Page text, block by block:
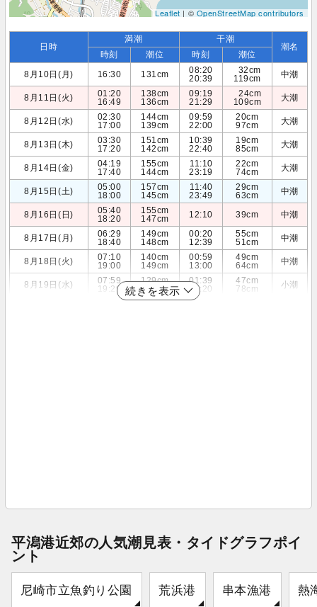
Leaflet| ©OpenStreetMap contributors
日時
満潮 干潮
潮名
時刻 潮位 時刻
潮位
8月10日(月)
16:30 131cm
08:20
20:39
32cm
119cm
中潮
8月11日(火)
01:20
16:49
138cm
136cm
09:19
21:29
24cm
109cm
大潮
8月12日(水)
02:30
17:00
144cm
139cm
09:59
22:00
20cm
97cm
大潮
8月13日(木)
03:30
17:20
151cm
142cm
10:39
22:40
19cm
85cm
大潮
8月14日(金)
04:19
17:40
155cm
144cm
11:10
23:19
22cm
74cm
大潮
8月15日(土)
05:00
18:00
157cm
145cm
11:40
23:49
29cm
63cm
中潮
8月16日(日)
05:40
18:20
155cm
147cm
12:10 39cm 中潮
8月17日(月)
06:29
18:40
149cm
148cm
00:20
12:39
55cm
51cm
中潮
8月18日(火)
07:10
19:00
140cm
149cm
00:59
13:00
49cm
64cm
中潮
8月19日(水)
07:59
19:29
129cm
149cm
01:39
13:20
47cm
78cm
小潮
続きを表示
平潟港近郊の人気潮見表・タイドグラフポイ
ント
尼崎市立魚釣り公園 荒浜港 串本漁港 熱